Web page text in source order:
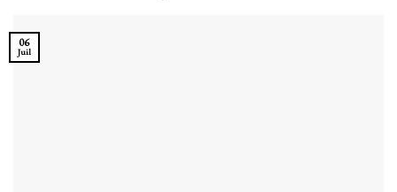
06
Juil